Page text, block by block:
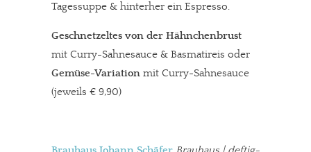
Tagessuppe & hinterher ein Espresso.
Geschnetzeltes von der Hähnchenbrust
mit Curry-Sahnesauce & Basmatireis oder
Gemüse-Variation mit Curry-Sahnesauce
(jeweils € 9,90)